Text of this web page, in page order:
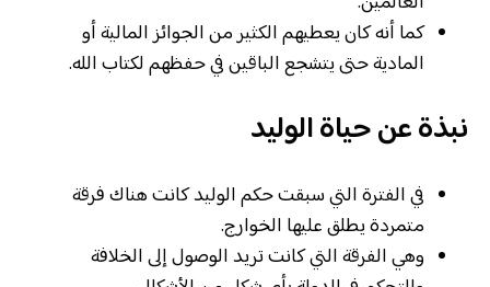
كما أنه كان يعطيهم الكثير من الجوائز المالية أو
المادية حتى يتشجع الباقين في حفظهم لكتاب الله.
نبذة عن حياة الوليد
في الفترة التي سبقت حكم الوليد كانت هناك فرقة
متمردة يطلق عليها الخوارج.
وهي الفرقة التي كانت تريد الوصول إلى الخلافة